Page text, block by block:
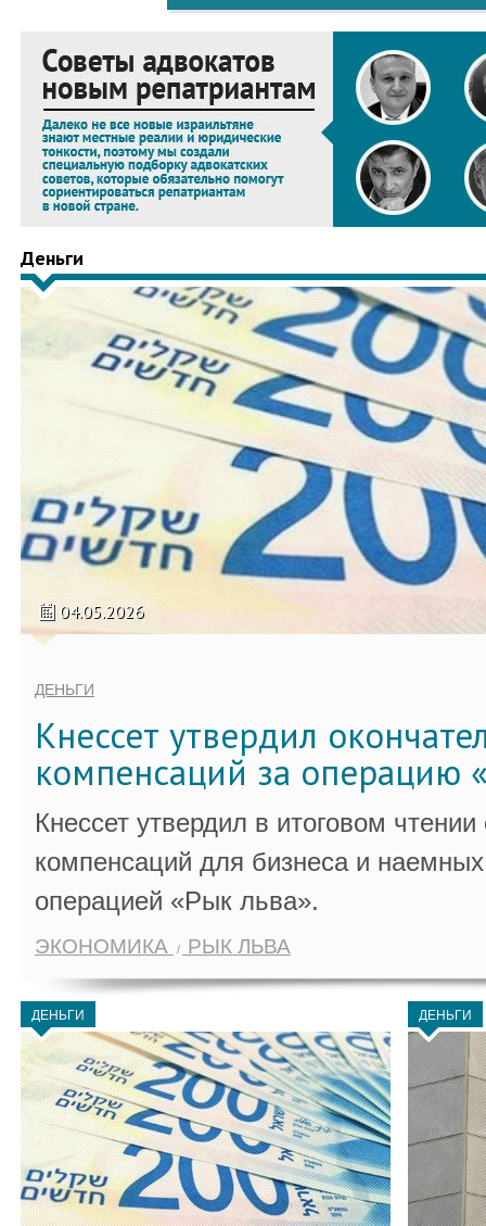
Деньги
04.05.2026
ДЕНЬГИ
Кнессет утвердил
компенсаций за операцию
Кнессет утвердил в итоговом
компенсаций для бизнеса и
операцией «Рык льва».
ЭКОНОМИКА РЫК ЛЬВА
ДЕНЬГИ ДЕНЬГИ